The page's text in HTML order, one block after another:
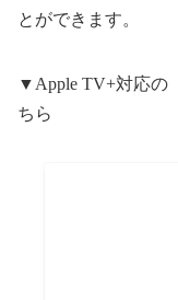
とができます。
▼Apple TV+対応の
ちら